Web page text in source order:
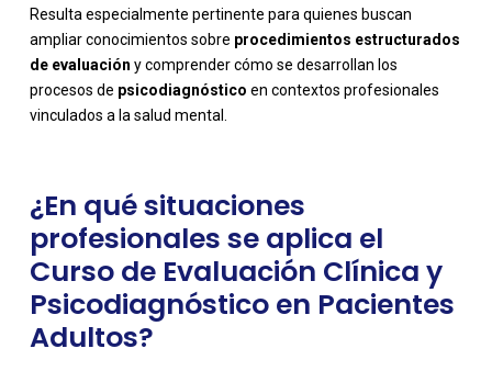
Resulta especialmente pertinente para quienes buscan
ampliar conocimientos sobre procedimientos estructurados
de evaluación y comprender cómo se desarrollan los
procesos de psicodiagnóstico en contextos profesionales
vinculados a la salud mental.
-
¿En qué situaciones
profesionales se aplica el
Curso de Evaluación Clínica y
Psicodiagnóstico en Pacientes
Adultos?